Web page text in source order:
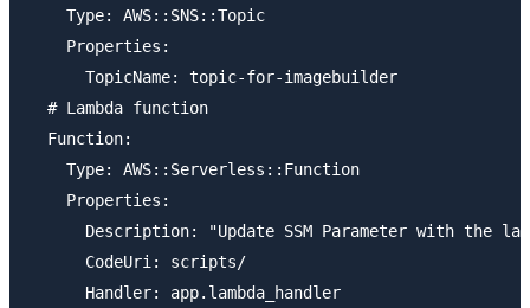
    Type: AWS::SNS::Topic
    Properties:
      TopicName: topic-for-imagebuilder
  # Lambda function
  Function:
    Type: AWS::Serverless::Function
    Properties:
Description: "Update SSM Parameter with the
      CodeUri: scripts/
      Handler: app.lambda_handler